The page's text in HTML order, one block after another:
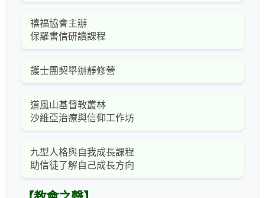
禧福協會主辦
保羅書信研讀課程
護士團契舉辦靜修營
道風山基督教叢林
沙維亞治療與信仰工作坊
九型人格與自我成長課程
助信徒了解自己成長方向